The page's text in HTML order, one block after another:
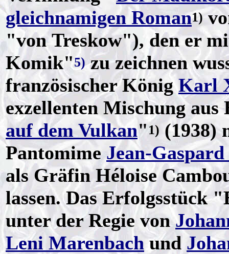
gleichnamigen Roman1)
"von Treskow"), den er
Komik"5)zu zeichnen
französischer KönigKarl
exzellenten Mischung
auf dem Vulkan" 1) (1938)
PantomimeJean-
als Gräfin Héloise
lassen. Das Erfolgsstück
unter der Regie von
Leni Marenbachund